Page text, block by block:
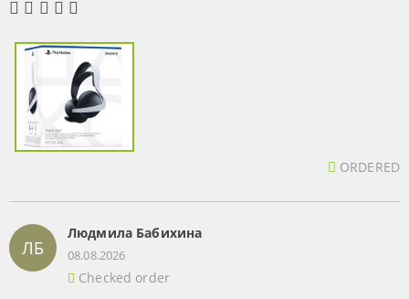
ORDERED
ЛБ
Людмила Бабихина
08.08.2026
Checked order